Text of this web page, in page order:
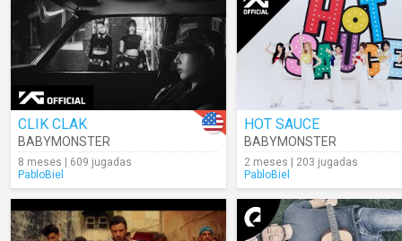
CLIK CLAK
BABYMONSTER
8 meses | 609 jugadas
PabloBiel
HOT SAUCE
BABYMONSTER
2 meses | 203 jugadas
PabloBiel